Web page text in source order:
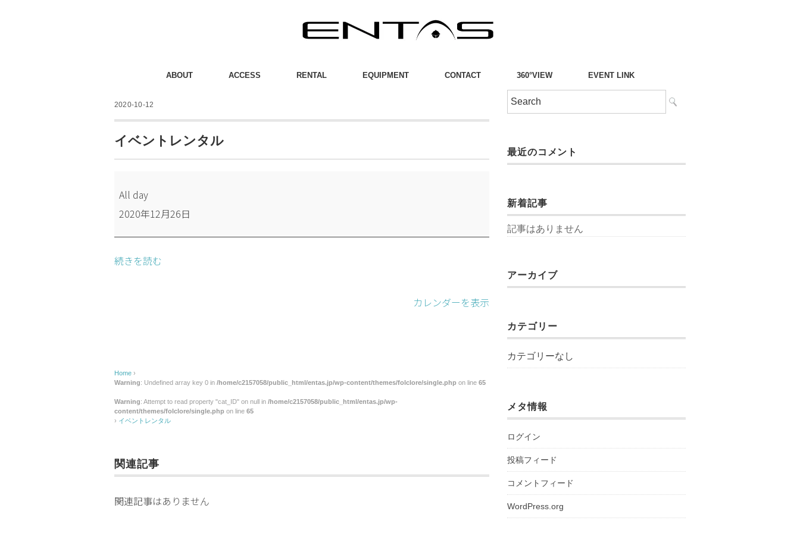
ABOUT ACCESS RENTAL EQUIPMENT CONTACT 360°VIEW EVENT LINK
2020-10-12
イベントレンタル
ベ
ン
ン
All day
2020年12月26日
続きを読む
カレンダーを表示
Home ›
Warning: Undefined array key 0 in /home/c2157058/public_html/entas.jp/wp-content/themes/folclore/single.php on line 65
Warning: Attempt to read property "cat_ID" on null in /home/c2157058/public_html/entas.jp/wp-
content/themes/folclore/single.php on line 65
› イベントレンタル
関連記事
関連記事はありません
最近のコメント
新着記事
記事はありません
アーカイブ
カテゴリー
カテゴリーなし
メタ情報
ログイン
投稿フィード
コメントフィード
WordPress.org